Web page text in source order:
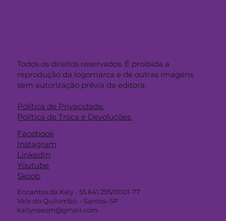
Todos os direitos reservados. É proibida a
reprodução da logomarca e de outras imagens
sem autorização prévia da editora.
Política de Privacidade.
Política de Troca e Devoluções.
Facebook
Instagram
LinkedIn
Youtube
Skoob
Encantos da Kaly - 55.641.295/0001-77
Vale do Quilombo. - Santos–SP
kallyneesm@gmail.com